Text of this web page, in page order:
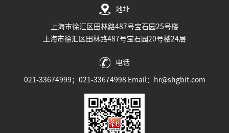
地址
上海市徐汇区田林路487号宝石园25号楼
上海市徐汇区田林路487号宝石园20号楼24层
电话
021-33674999；021-33674998 Email：hr@shgbit.com